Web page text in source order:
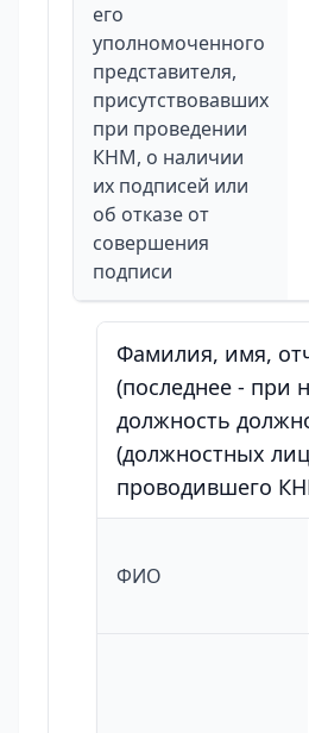
его
уполномоченного
представителя,
присутствовавших
при проведении
КНМ, о наличии
их подписей или
об отказе от
совершения
подписи
Фамилия, имя,
(последнее - при
должность
(должностных
проводившего
ФИО